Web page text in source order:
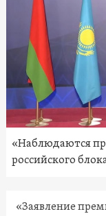
«Наблюдаются
российского
«Заявление